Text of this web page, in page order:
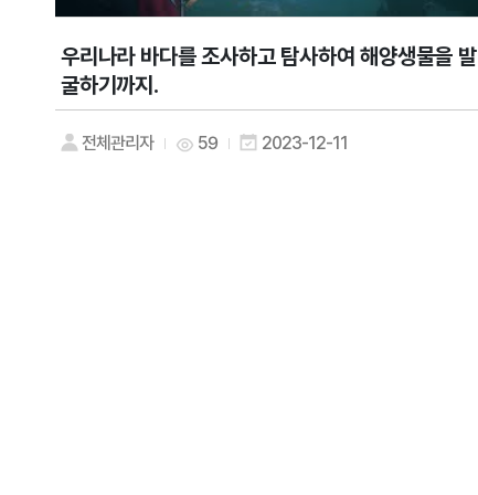
우리나라 바다를 조사하고 탐사하여 해양생물을 발
굴하기까지.
전체관리자 59 2023-12-11